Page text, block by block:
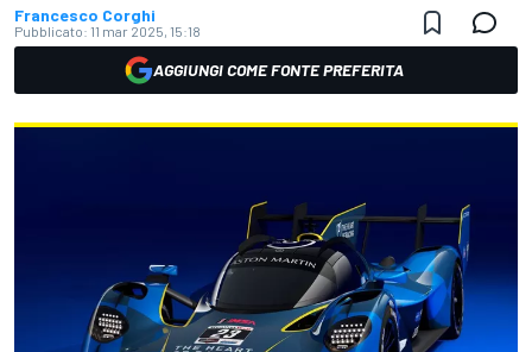
Francesco Corghi
Pubblicato: 11 mar 2025, 15:18
AGGIUNGI COME FONTE PREFERITA